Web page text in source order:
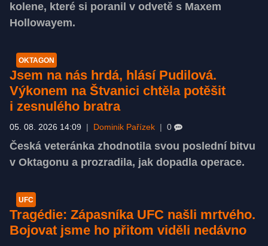
kolene, které si poranil v odvetě s Maxem
Hollowayem.
OKTAGON
Jsem na nás hrdá, hlásí Pudilová.
Výkonem na Štvanici chtěla potěšit
i zesnulého bratra
05. 08. 2026 14:09 Dominik Pařízek 0
Česká veteránka zhodnotila svou poslední bitvu
v Oktagonu a prozradila, jak dopadla operace.
UFC
Tragédie: Zápasníka UFC našli mrtvého.
Bojovat jsme ho přitom viděli nedávno